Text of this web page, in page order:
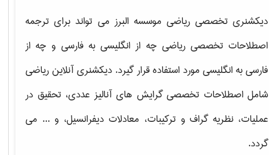
دیکشنری تخصصی ریاضی موسسه البرز می تواند برای ترجمه
اصطلاحات تخصصی ریاضی چه از انگلیسی به فارسی و چه از
فارسی به انگلیسی مورد استفاده قرار گیرد. دیکشنری آنلاین ریاضی
شامل اصطلاحات تخصصی گرایش هایآنالیز عددی، تحقیق در
عملیات، نظریه گراف و تركیبات، معادلات دیفرانسیل، و ... می
گردد.